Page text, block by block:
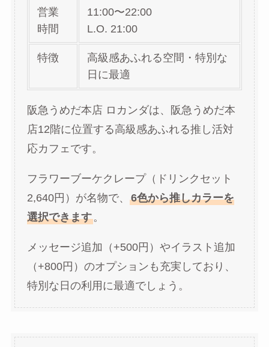
営業
時間
11:00〜22:00
L.O. 21:00
特徴
高級感あふれる空間・特別な
日に最適
阪急うめだ本店 ロカンダは、阪急うめだ本
店12階に位置する高級感あふれる推し活対
応カフェです。
フラワーブーケクレープ（ドリンクセット
2,640円）が名物で、 6色から推しカラーを
選択できます。
メッセージ追加（+500円）やイラスト追加
（+800円）のオプションも充実しており、
特別な日の利用に最適でしょう。